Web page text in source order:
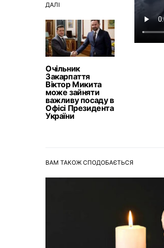
ДАЛІ
Очільник
Закарпаття
Віктор Микита
може зайняти
важливу посаду в
Офісі Президента
України
ВАМ ТАКОЖ СПОДОБАЄТЬСЯ